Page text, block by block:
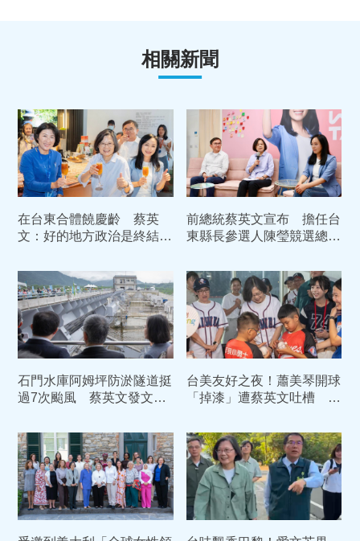
相關新聞
在台東合體饒慶齡 蔡英
文：好的地方政治是終結對
前總統蔡英文宣布 擔任台
東縣長參選人陳瑩競選總部
石門水庫阿姆坪防淤隧道挺
過7次颱風 蔡英文發文前
台美友好之夜！蕭美琴開球
「掉漆」遭蔡英文吐槽 逗